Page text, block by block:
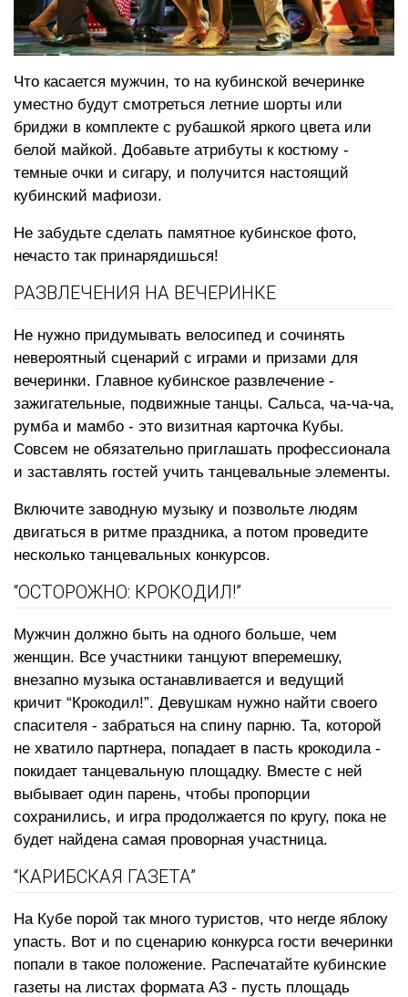
Что касается мужчин, то на кубинской вечеринке
уместно будут смотреться летние шорты или
бриджи в комплекте с рубашкой яркого цвета или
белой майкой. Добавьте атрибуты к костюму -
темные очки и сигару, и получится настоящий
кубинский мафиози.
Не забудьте сделать памятное кубинское фото,
нечасто так принарядишься!
РАЗВЛЕЧЕНИЯ НА ВЕЧЕРИНКЕ
Не нужно придумывать велосипед и сочинять
невероятный сценарий с играми и призами для
вечеринки. Главное кубинское развлечение -
зажигательные, подвижные танцы. Сальса, ча-ча-ча,
румба и мамбо - это визитная карточка Кубы.
Совсем не обязательно приглашать профессионала
и заставлять гостей учить танцевальные элементы.
Включите заводную музыку и позвольте людям
двигаться в ритме праздника, а потом проведите
несколько танцевальных конкурсов.
“ОСТОРОЖНО: КРОКОДИЛ!”
Мужчин должно быть на одного больше, чем
женщин. Все участники танцуют вперемешку,
внезапно музыка останавливается и ведущий
кричит “Крокодил!”. Девушкам нужно найти своего
спасителя - забраться на спину парню. Та, которой
не хватило партнера, попадает в пасть крокодила -
покидает танцевальную площадку. Вместе с ней
выбывает один парень, чтобы пропорции
сохранились, и игра продолжается по кругу, пока не
будет найдена самая проворная участница.
“КАРИБСКАЯ ГАЗЕТА”
На Кубе порой так много туристов, что негде яблоку
упасть. Вот и по сценарию конкурса гости вечеринки
попали в такое положение. Распечатайте кубинские
газеты на листах формата А3 - пусть площадь